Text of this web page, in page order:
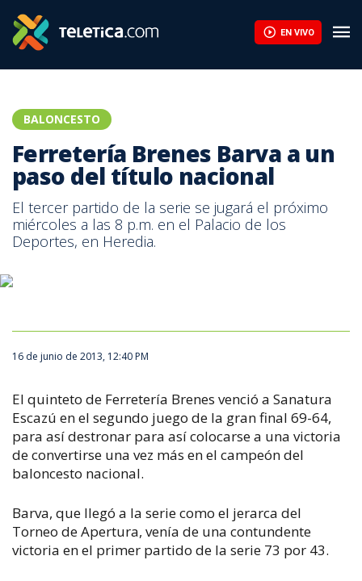
EN VIVO
BALONCESTO
Ferretería Brenes Barva a un
paso del título nacional
El tercer partido de la serie se jugará el próximo
miércoles a las 8 p.m. en el Palacio de los
Deportes, en Heredia.
16 de junio de 2013, 12:40 PM
El quinteto de Ferretería Brenes venció a Sanatura
Escazú en el segundo juego de la gran final 69-64,
para así destronar para así colocarse a una victoria
de convertirse una vez más en el campeón del
baloncesto nacional.
Barva, que llegó a la serie como el jerarca del
Torneo de Apertura, venía de una contundente
victoria en el primer partido de la serie 73 por 43.